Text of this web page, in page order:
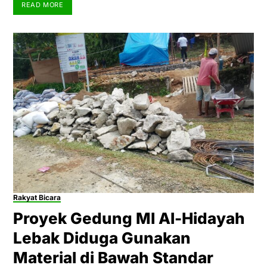
READ MORE
Rakyat Bicara
Proyek Gedung MI Al-Hidayah
Lebak Diduga Gunakan
Material di Bawah Standar